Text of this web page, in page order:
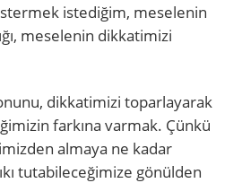
istediğim, meselenin
meselenin dikkatimizi
dikkatimizi toparlayarak
farkına varmak. Çünkü
almaya ne kadar
tutabileceğimize gönülden